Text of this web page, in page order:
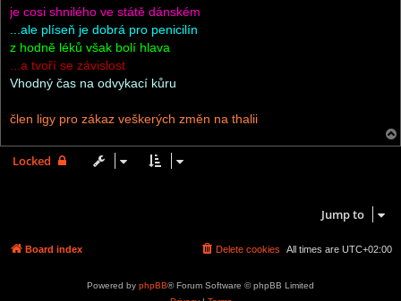
je cosi shnilého ve státě dánském
...ale plíseň je dobrá pro penicilín
z hodně léků však bolí hlava
...a tvoří se závislost
Vhodný čas na odvykací kůru
člen ligy pro zákaz veškerých změn na thalii
Locked
Jump to
Board index All times are UTC+02:00
Delete cookies
Powered by phpBB® Forum Software © phpBB Limited